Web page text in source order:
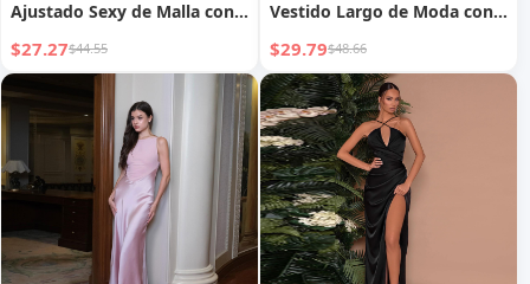
Ajustado Sexy de Malla con
Hombros Descubiertos
Fruncido Estilo Celebridad
de Moda para Mujer
$27.27$44.55
Vestido Largo de Moda con
Escote Corazón Ajustado de
Temperamento y Dobladillo
Floral para Mujer
$29.79$48.66